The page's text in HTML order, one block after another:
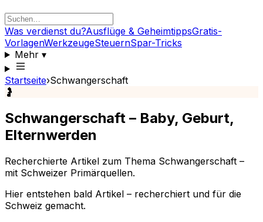
Was verdienst du?Ausflüge & GeheimtippsGratis-
VorlagenWerkzeugeSteuernSpar-Tricks
Mehr▾
Startseite›Schwangerschaft
🤰
Schwangerschaft – Baby, Geburt,
Elternwerden
Recherchierte Artikel zum Thema Schwangerschaft –
mit Schweizer Primärquellen.
Hier entstehen bald Artikel – recherchiert und für die
Schweiz gemacht.